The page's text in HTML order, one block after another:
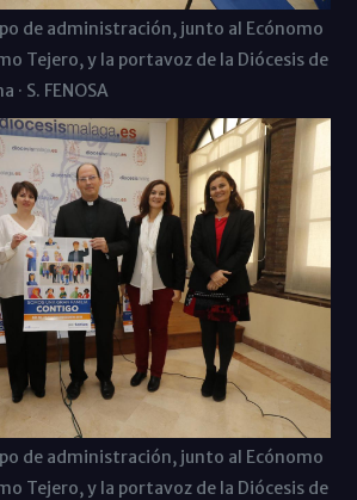
de administración, junto al Ecónomo
Tejero, y la portavoz de la Diócesis de
· S. FENOSA
de administración, junto al Ecónomo
Tejero, y la portavoz de la Diócesis de